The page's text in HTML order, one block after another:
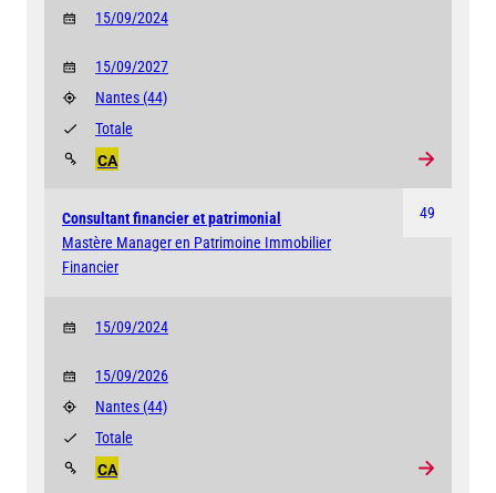
15/09/2024
15/09/2027
Nantes (44)
CA
Totale
49
Consultant financier et patrimonial
Mastère Manager en Patrimoine Immobilier
Financier
15/09/2024
15/09/2026
Nantes (44)
CA
Totale